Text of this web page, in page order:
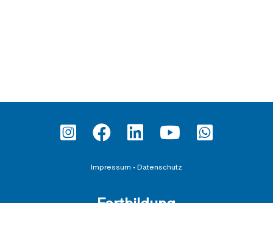
Impressum •Datenschutz
Fortbildung